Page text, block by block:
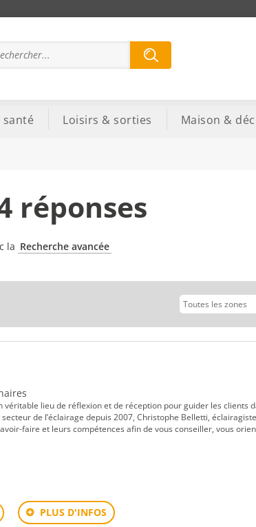
santé Loisirs & sorties Maison &
réponses
la Recherche avancée
véritable lieu de réflexion et de réception pour guider les clients
de l’éclairage depuis 2007, Christophe Belletti,
faire et leurs compétences afin de vous conseiller, vous
PLUS D'INFOS